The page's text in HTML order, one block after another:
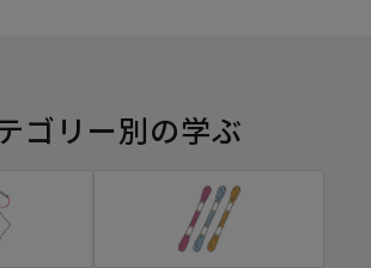
ゴリー別の学ぶ